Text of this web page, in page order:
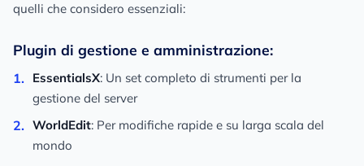
quelli che considero essenziali:
Plugin di gestione e amministrazione:
EssentialsX: Un set completo di strumenti per la
gestione del server
WorldEdit: Per modifiche rapide e su larga scala del
mondo